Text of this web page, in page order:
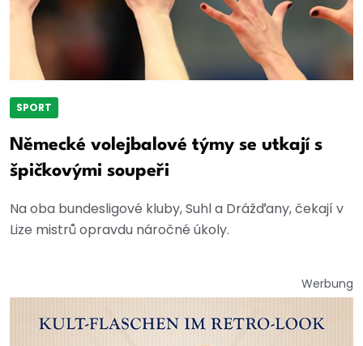
SPORT
Německé volejbalové týmy se utkají s
špičkovými soupeři
Na oba bundesligové kluby, Suhl a Drážďany, čekají v
Lize mistrů opravdu náročné úkoly.
Werbung